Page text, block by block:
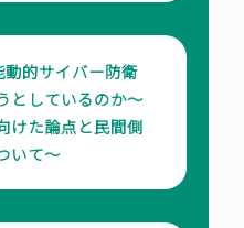
動的サイバー防衛
としているのか～
けた論点と民間側
いて～